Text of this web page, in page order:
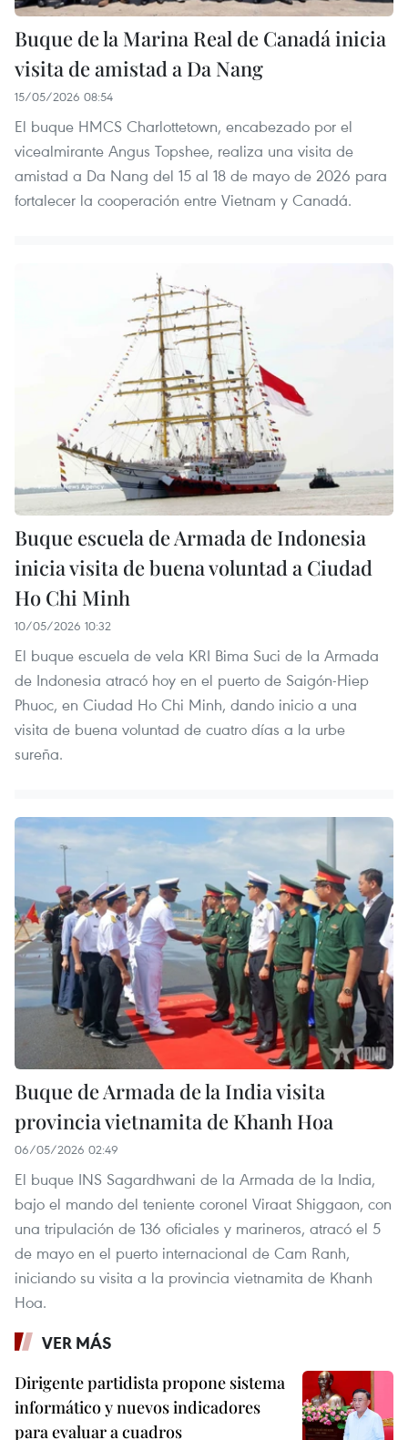
Buque de la Marina Real de Canadá inicia
visita de amistad a Da Nang
15/05/2026 08:54
El buque HMCS Charlottetown, encabezado por el
vicealmirante Angus Topshee, realiza una visita de
amistad a Da Nang del 15 al 18 de mayo de 2026 para
fortalecer la cooperación entre Vietnam y Canadá.
Buque escuela de Armada de Indonesia
inicia visita de buena voluntad a Ciudad
Ho Chi Minh
10/05/2026 10:32
El buque escuela de vela KRI Bima Suci de la Armada
de Indonesia atracó hoy en el puerto de Saigón-Hiep
Phuoc, en Ciudad Ho Chi Minh, dando inicio a una
visita de buena voluntad de cuatro días a la urbe
sureña.
Buque de Armada de la India visita
provincia vietnamita de Khanh Hoa
06/05/2026 02:49
El buque INS Sagardhwani de la Armada de la India,
bajo el mando del teniente coronel Viraat Shiggaon, con
una tripulación de 136 oficiales y marineros, atracó el 5
de mayo en el puerto internacional de Cam Ranh,
iniciando su visita a la provincia vietnamita de Khanh
Hoa.
VER MÁS
Dirigente partidista propone sistema
informático y nuevos indicadores
para evaluar a cuadros